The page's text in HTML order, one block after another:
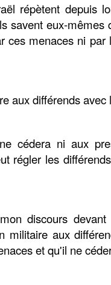
répètent depuis
savent eux-mêmes
ces menaces ni
aux différends avec
ne cédera ni aux
régler les
discours devant
militaire aux
et qu'il ne